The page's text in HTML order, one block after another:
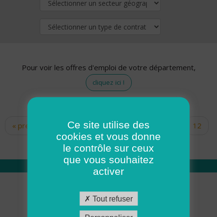
Pour voir les offres d'emploi de votre département,
cliquez ici !
Pages
« premier ‹ précédent … 10
12
14 15 16 17
Qui sommes nous
Académie ADMR
Ce site utilise des
cookies et vous donne
le contrôle sur ceux
que vous souhaitez
activer
Tout refuser